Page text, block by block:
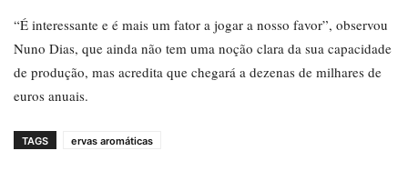
“É interessante e é mais um fator a jogar a nosso favor”, observou
Nuno Dias, que ainda não tem uma noção clara da sua capacidade
de produção, mas acredita que chegará a dezenas de milhares de
euros anuais.
TAGS ervas aromáticas